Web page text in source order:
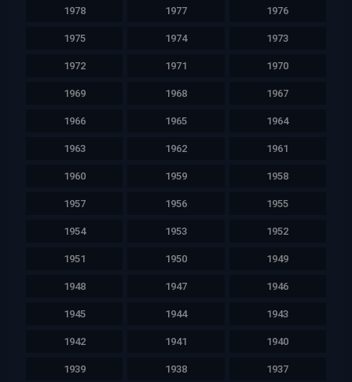
1978 1977 1976
1975 1974 1973
1972 1971 1970
1969 1968 1967
1966 1965 1964
1963 1962 1961
1960 1959 1958
1957 1956 1955
1954 1953 1952
1951 1950 1949
1948 1947 1946
1945 1944 1943
1942 1941 1940
1939 1938 1937